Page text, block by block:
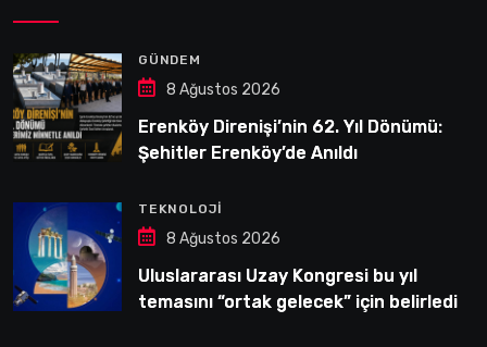
GÜNDEM
8 Ağustos 2026
Erenköy Direnişi’nin 62. Yıl Dönümü:
Şehitler Erenköy’de Anıldı
TEKNOLOJI
8 Ağustos 2026
Uluslararası Uzay Kongresi bu yıl
temasını “ortak gelecek” için belirledi